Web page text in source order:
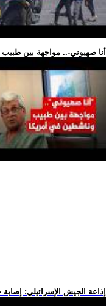
.. -أنا صهيوني-.. مواجهة بين
.. إذاعة الجيش الإسرائيلي: